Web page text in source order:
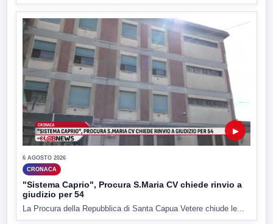
▶
6 AGOSTO 2026
CRONACA
"Sistema Caprio", Procura S.Maria CV chiede rinvio a
giudizio per 54
La Procura della Repubblica di Santa Capua Vetere chiude le...